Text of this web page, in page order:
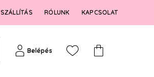
SZÁLLÍTÁS RÓLUNK KAPCSOLAT
Belépés